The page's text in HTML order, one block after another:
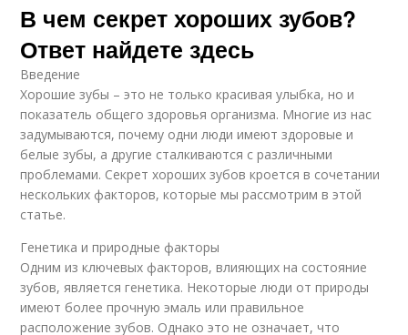
В чем секрет хороших зубов?
Ответ найдете здесь
Введение
Хорошие зубы – это не только красивая улыбка, но и
показатель общего здоровья организма. Многие из нас
задумываются, почему одни люди имеют здоровые и
белые зубы, а другие сталкиваются с различными
проблемами. Секрет хороших зубов кроется в сочетании
нескольких факторов, которые мы рассмотрим в этой
статье.
Генетика и природные факторы
Одним из ключевых факторов, влияющих на состояние
зубов, является генетика. Некоторые люди от природы
имеют более прочную эмаль или правильное
расположение зубов. Однако это не означает, что